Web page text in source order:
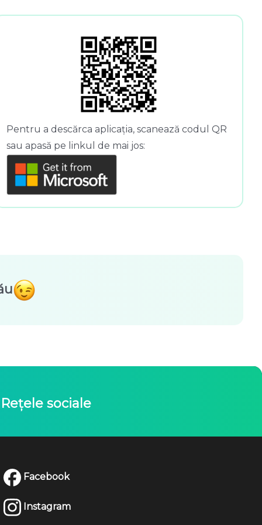
Pentru a descărca aplicația, scanează codul QR
sau apasă pe linkul de mai jos:
Rețele sociale
Facebook
Instagram